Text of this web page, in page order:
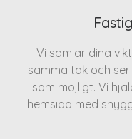
Vi samlar dina
samma tak och
som möjligt. Vi
hemsida med